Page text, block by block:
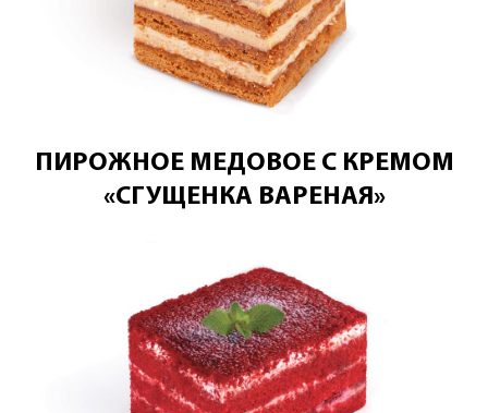
ПИРОЖНОЕ МЕДОВОЕ С КРЕМОМ
«СГУЩЕНКА ВАРЕНАЯ»